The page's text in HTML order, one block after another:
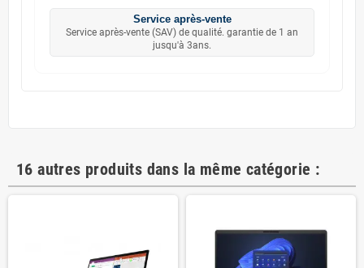
Service après-vente
Service après-vente (SAV) de qualité. garantie de 1 an
jusqu'à 3ans.
16 autres produits dans la même catégorie :